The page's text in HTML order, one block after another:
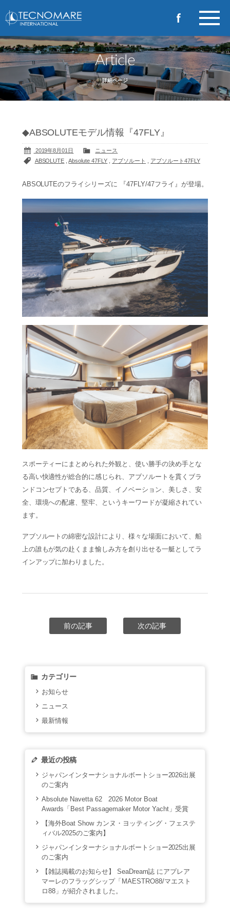
Article
詳細ページ
◆ABSOLUTEモデル情報『47FLY』
2019年8月01日
ニュース
ABSOLUTE ,Absolute 47FLY アブソルート アブソルート47FLY
ABSOLUTEのフライシリーズに 『47FLY/47フライ』が登場。
スポーティーにまとめられた外観と、使い勝手の決め手とな
る高い快適性が総合的に感じられ、アブソルートを貫くブラ
ンドコンセプトである、品質、イノベーション、美しさ、安
全、環境への配慮、堅牢、というキーワードが凝縮されてい
ます。
アブソルートの綿密な設計により、様々な場面において、船
上の誰もが気の赴くまま愉しみ方を創り出せる一艇としてラ
インアップに加わりました。
前の記事 次の記事
カテゴリー
お知らせ
ニュース
最新情報
最近の投稿
ジャパンインターナショナルボートショー2026出展
のご案内
Absolute Navetta 62 2026 Motor Boat
Awards「Best Passagemaker Motor Yacht」受賞
【海外Boat Show カンヌ・ヨッティング・フェステ
ィバル2025のご案内】
ジャパンインターナショナルボートショー2025出展
のご案内
【雑誌掲載のお知らせ】 SeaDream誌 にアプレア
マーレのフラッグシップ「MAESTRO88/マエスト
ロ88」が紹介されました。